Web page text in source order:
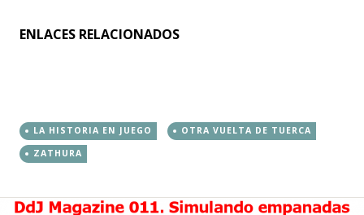
ENLACES RELACIONADOS
LA HISTORIA EN JUEGO
OTRA VUELTA DE TUERCA
ZATHURA